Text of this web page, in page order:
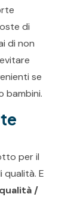
di
di non
se
bambini.
per il
qualità. E
qualità /